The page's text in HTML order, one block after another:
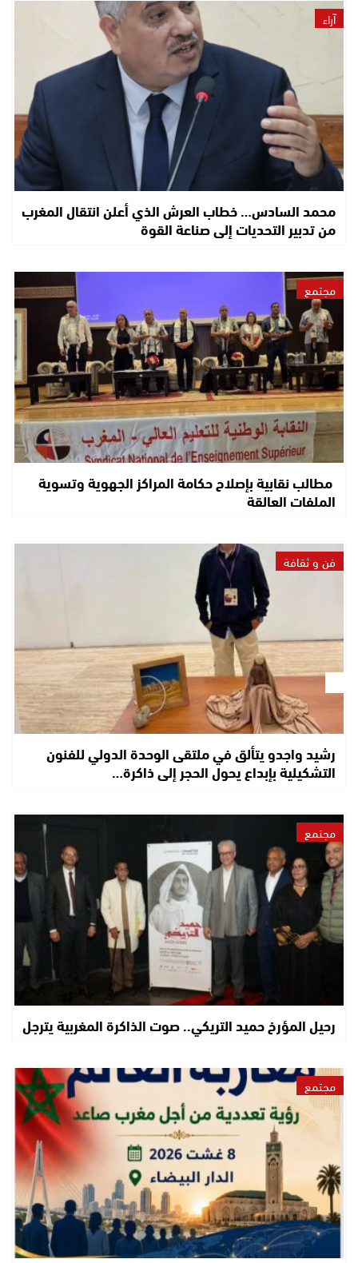
آراء
محمد السادس… خطاب العرش الذي أعلن انتقال المغرب
من تدبير التحديات إلى صناعة القوة
مجتمع
مطالب نقابية بإصلاح حكامة المراكز الجهوية وتسوية
الملفات العالقة
فن و ثقافة
رشيد واجدو يتألق في ملتقى الوحدة الدولي للفنون
التشكيلية بإبداع يحول الحجر إلى ذاكرة…
مجتمع
رحيل المؤرخ حميد التريكي.. صوت الذاكرة المغربية يترجل
مجتمع